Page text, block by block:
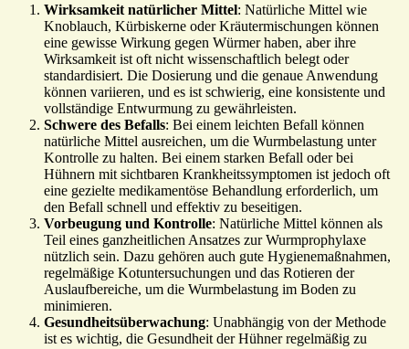
Wirksamkeit natürlicher Mittel: Natürliche Mittel wie
Knoblauch, Kürbiskerne oder Kräutermischungen können
eine gewisse Wirkung gegen Würmer haben, aber ihre
Wirksamkeit ist oft nicht wissenschaftlich belegt oder
standardisiert. Die Dosierung und die genaue Anwendung
können variieren, und es ist schwierig, eine konsistente und
vollständige Entwurmung zu gewährleisten.
Schwere des Befalls: Bei einem leichten Befall können
natürliche Mittel ausreichen, um die Wurmbelastung unter
Kontrolle zu halten. Bei einem starken Befall oder bei
Hühnern mit sichtbaren Krankheitssymptomen ist jedoch oft
eine gezielte medikamentöse Behandlung erforderlich, um
den Befall schnell und effektiv zu beseitigen.
Vorbeugung und Kontrolle: Natürliche Mittel können als
Teil eines ganzheitlichen Ansatzes zur Wurmprophylaxe
nützlich sein. Dazu gehören auch gute Hygienemaßnahmen,
regelmäßige Kotuntersuchungen und das Rotieren der
Auslaufbereiche, um die Wurmbelastung im Boden zu
minimieren.
Gesundheitsüberwachung: Unabhängig von der Methode
ist es wichtig, die Gesundheit der Hühner regelmäßig zu